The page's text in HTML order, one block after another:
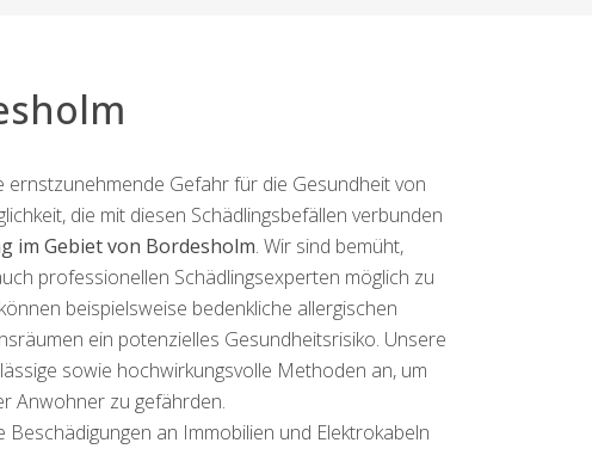
Gefahr für die Gesundheit von
die mit diesen Schädlingsbefällen verbunden
im Gebiet von Bordesholm. Wir sind bemüht,
professionellen Schädlingsexperten möglich zu
beispielsweise bedenkliche allergischen
ein potenzielles Gesundheitsrisiko. Unsere
sowie hochwirkungsvolle Methoden an, um
Anwohner zu gefährden.
an Immobilien und Elektrokabeln